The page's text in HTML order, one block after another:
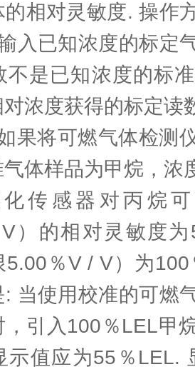
的相对灵敏度. 操作
入已知浓度的标定
不是已知浓度的标
浓度获得的标定读
果将可燃气体检测
体样品为甲烷，浓
传感器对丙烷
）的相对灵敏度
5.00％V / V）为
: 当使用校准的可燃
，引入100％LEL甲
示值应为55％LEL.